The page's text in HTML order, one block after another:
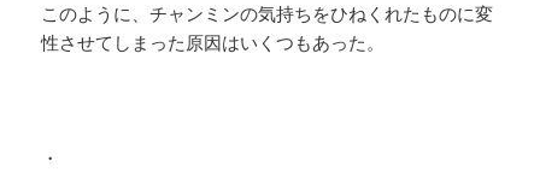
このように、チャンミンの気持ちをひねくれたものに変
性させてしまった原因はいくつもあった。
・